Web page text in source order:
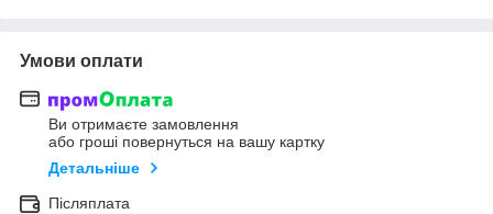
Умови оплати
Ви отримаєте замовлення
або гроші повернуться на вашу картку
Детальніше
Післяплата